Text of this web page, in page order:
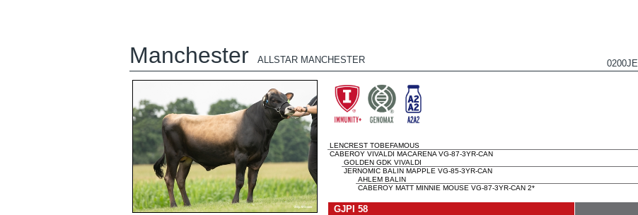
Manchester ALLSTAR MANCHESTER
LENCREST TOBEFAMOUS
CABEROY VIVALDI MACARENA VG-87-3YR-CAN
GOLDEN GDK VIVALDI
JERNOMIC BALIN MAPPLE VG-85-3YR-CAN
AHLEM BALIN
CABEROY MATT MINNIE MOUSE VG-87-3YR-CAN 2*
GJPI 58